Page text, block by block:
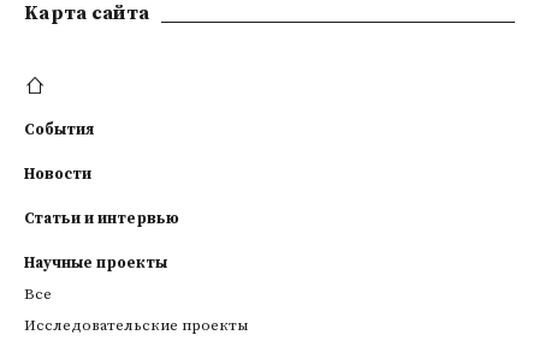
Kарта сайта
События
Новости
Статьи и интервью
Научные проекты
Все
Исследовательские проекты